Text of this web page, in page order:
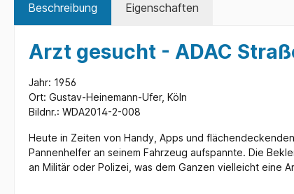
Beschreibung Eigenschaften
Arzt gesucht - ADAC
Jahr: 1956
Ort: Gustav-Heinemann-Ufer, Köln
Bildnr.: WDA2014-2-008
Heute in Zeiten von Handy, Apps und
Pannenhelfer an seinem Fahrzeug aufspannte. Die
an Militär oder Polizei, was dem Ganzen vielleicht eine